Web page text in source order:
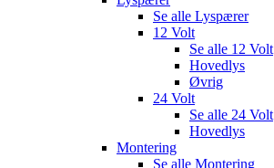
Se alle Lyspærer
12 Volt
Se alle 12 Volt
Hovedlys
Øvrig
24 Volt
Se alle 24 Volt
Hovedlys
Montering
Se alle Montering